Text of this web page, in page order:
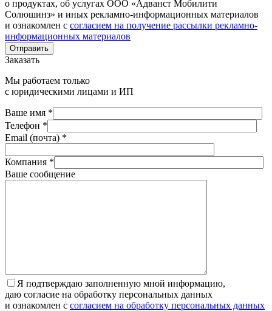
о продуктах, об услугах ООО «Адванст Мобилити
Солюшинз» и иных рекламно-информационных материалов
и ознакомлен с согласием на получение рассылки рекламно-
информационных материалов
Отправить
Заказать
Мы работаем только
с юридическими лицами и ИП
Ваше имя *
Телефон *
Email (почта) *
Компания *
Ваше сообщение
Я подтверждаю заполненную мной информацию,
даю согласие на обработку персональных данных
и ознакомлен с согласием на обработку персональных данных